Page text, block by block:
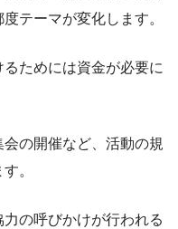
テーマが変化します。
ためには資金が必要に
の開催など、活動の規
。
の呼びかけが行われる